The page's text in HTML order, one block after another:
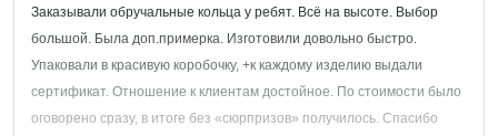
Заказывали обручальные кольца у ребят. Всё на высоте. Выбор
большой. Была доп.примерка. Изготовили довольно быстро.
Упаковали в красивую коробочку, +к каждому изделию выдали
сертификат. Отношение к клиентам достойное. По стоимости было
оговорено сразу, в итоге без «сюрпризов» получилось. Спасибо